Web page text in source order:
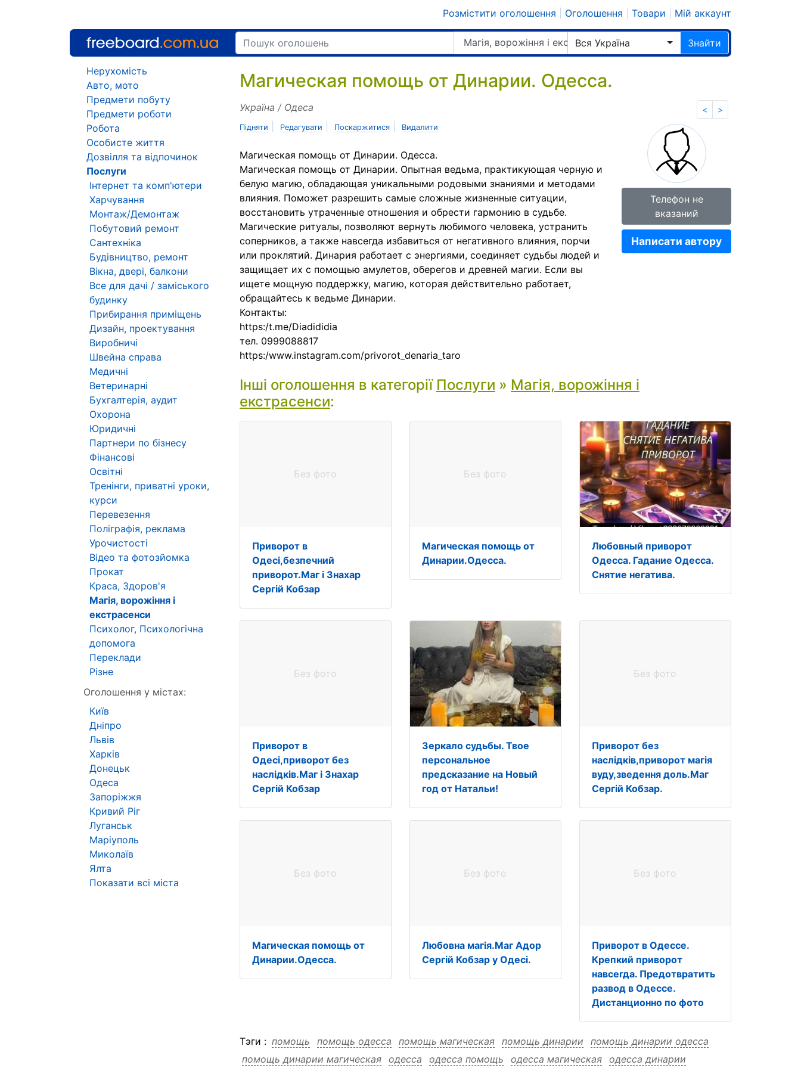
Розмістити оголошення Оголошення Товари Мій аккаунт
Магія, ворожіння і екстрасенси
Вся Україна Знайти
Магическая помощь от Динарии. Одесса.
< >
Україна / Одеса
Підняти Редагувати Поскаржитися Видалити
Магическая помощь от Динарии. Одесса.
Магическая помощь от Динарии. Опытная ведьма, практикующая черную и
белую магию, обладающая уникальными родовыми знаниями и методами
влияния. Поможет разрешить самые сложные жизненные ситуации,
восстановить утраченные отношения и обрести гармонию в судьбе.
Магические ритуалы, позволяют вернуть любимого человека, устранить
соперников, а также навсегда избавиться от негативного влияния, порчи
или проклятий. Динария работает с энергиями, соединяет судьбы людей и
защищает их с помощью амулетов, оберегов и древней магии. Если вы
ищете мощную поддержку, магию, которая действительно работает,
обращайтесь к ведьме Динарии.
Контакты:
https:/t.me/Diadididia
тел. 0999088817
https:/www.instagram.com/privorot_denaria_taro
Телефон не
вказаний
Написати автору
Інші оголошення в категорії Послуги » Магія, ворожіння і
екстрасенси:
Без фото
Приворот в
Одесі,безпечний
приворот.Маг і Знахар
Сергій Кобзар
Без фото
Магическая помощь от
Динарии.Одесса.
Любовный приворот
Одесса. Гадание Одесса.
Снятие негатива.
Без фото
Приворот в
Одесі,приворот без
наслідків.Маг і Знахар
Сергій Кобзар
Зеркало судьбы. Твое
персональное
предсказание на Новый
год от Натальи!
Без фото
Приворот без
наслідків,приворот магія
вуду,зведення доль.Маг
Сергій Кобзар.
Без фото
Магическая помощь от
Динарии.Одесса.
Без фото
Любовна магія.Маг Адор
Сергій Кобзар у Одесі.
Без фото
Приворот в Одессе.
Крепкий приворот
навсегда. Предотвратить
развод в Одессе.
Дистанционно по фото
Тэги : помощь помощь одесса помощь магическая помощь динарии
помощь динарии одесса
помощь динарии магическая одесса одесса помощь одесса магическая одесса динарии
Нерухомість
Авто, мото
Предмети побуту
Предмети роботи
Робота
Особисте життя
Дозвілля та відпочинок
Послуги
Інтернет та комп'ютери
Харчування
Монтаж/Демонтаж
Побутовий ремонт
Сантехніка
Будівництво, ремонт
Вікна, двері, балкони
Все для дачі / заміського
будинку
Прибирання приміщень
Дизайн, проектування
Виробничі
Швейна справа
Медичні
Ветеринарні
Бухгалтерія, аудит
Охорона
Юридичні
Партнери по бізнесу
Фінансові
Освітні
Тренінги, приватні уроки,
курси
Перевезення
Поліграфія, реклама
Урочистості
Відео та фотозйомка
Прокат
Краса, Здоров'я
Магія, ворожіння і
екстрасенси
Психолог, Психологічна
допомога
Переклади
Різне
Оголошення у містах:
Київ
Дніпро
Львів
Харків
Донецьк
Одеса
Запоріжжя
Кривий Ріг
Луганськ
Маріуполь
Миколаїв
Ялта
Показати всі міста